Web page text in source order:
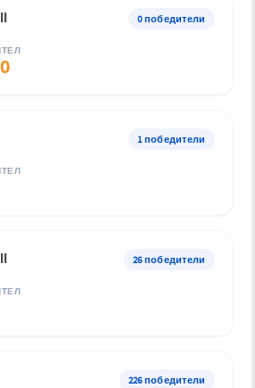
0победители
1победители
26победители
226победители